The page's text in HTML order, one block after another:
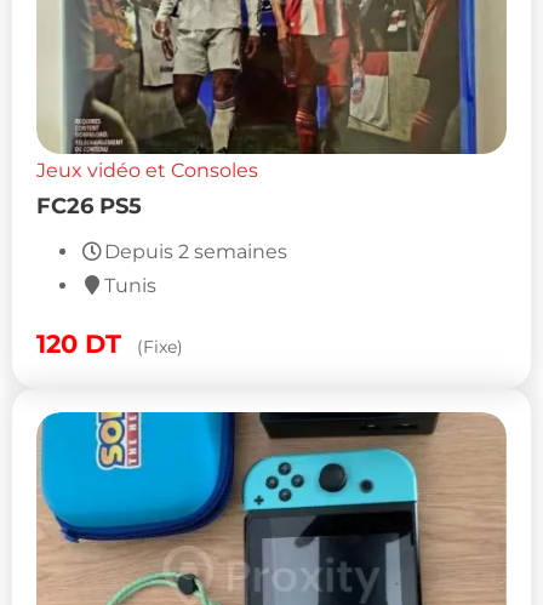
Jeux vidéo et Consoles
FC26 PS5
Depuis 2 semaines
Tunis
120 DT (Fixe)